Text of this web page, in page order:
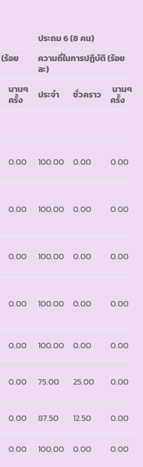
ประถม6 (8 คน)
(ร้อย
ความถี่ในการปฏิบัติ(ร้อย
ละ)
นานๆ
ครั้ง
ประจำ ชั่วคราว
นานๆ
ครั้ง
0.00 100.00 0.00 0.00
0.00 100.00 0.00 0.00
0.00 100.00 0.00 0.00
0.00 100.00 0.00 0.00
0.00 100.00 0.00
0.00
0.00 75.00 25.00 0.00
0.00 87.50 12.50
0.00
0.00 100.00 0.00
0.00